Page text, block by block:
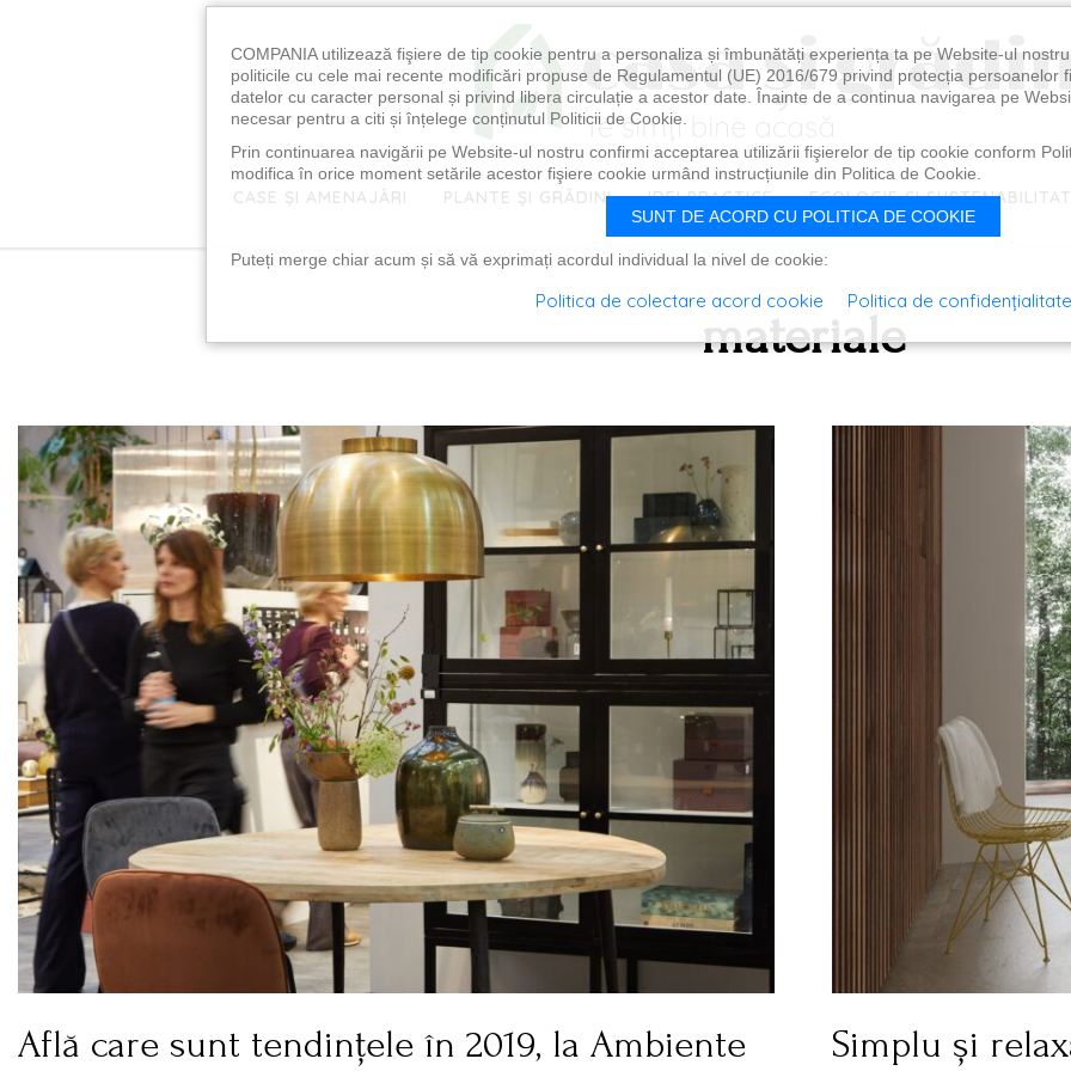
CASE ȘI AMENAJĂRI PLANTE ȘI GRĂDINI IDEI PRACTICE ECOLOGIE ȘI
materiale
Află care sunt tendințele în 2019, la Ambiente Simplu și
COMPANIA utilizează fişiere de tip cookie pentru a personaliza și îmbunătăți experiența ta pe Website-ul
politicile cu cele mai recente modificări propuse de Regulamentul (UE) 2016/679 privind protecția persoanelor
datelor cu caracter personal și privind libera circulație a acestor date. Înainte de a continua navigarea pe
necesar pentru a citi și înțelege conținutul Politicii de Cookie.
Prin continuarea navigării pe Website-ul nostru confirmi acceptarea utilizării fişierelor de tip cookie conform
modifica în orice moment setările acestor fişiere cookie urmând instrucțiunile din Politica de Cookie.
SUNT DE ACORD CU POLITICA DE COOKIE
Puteți merge chiar acum și să vă exprimați acordul individual la nivel de cookie:
Politica de colectare acord cookie Politica de confidențialitate